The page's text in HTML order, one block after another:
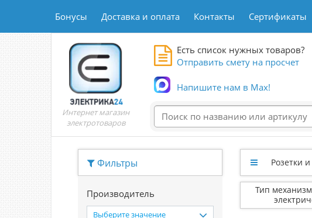
Бонусы Доставка и оплата Контакты Сертификаты
Интернет магазин
электротоваров
Есть список нужных товаров?
Отправить смету на просчет
Напишите нам в Max!
Фильтры
Производитель
Выберите значение
Розетки
Тип